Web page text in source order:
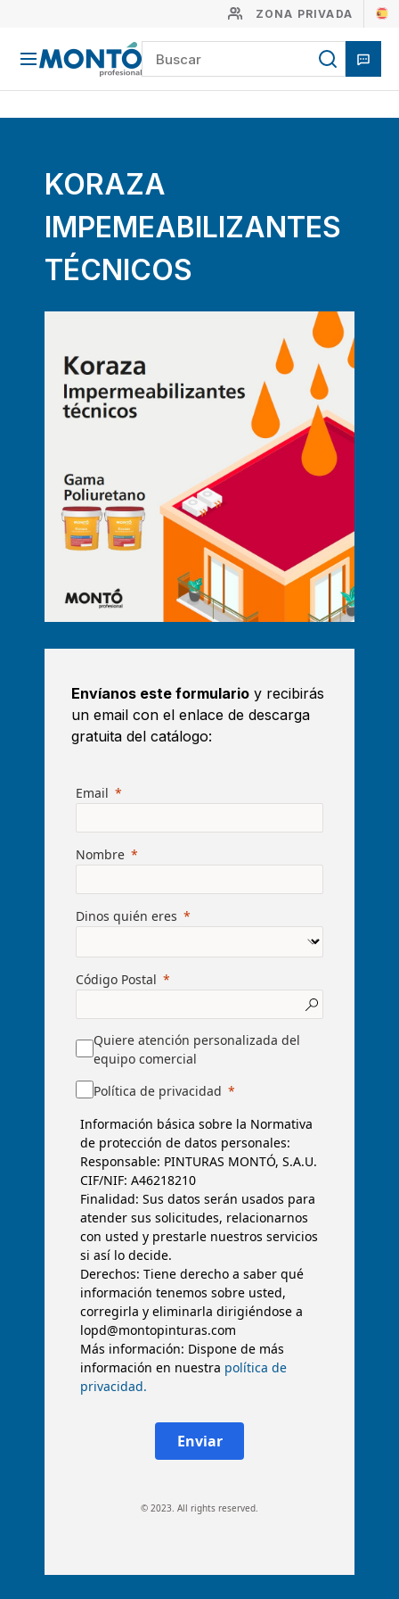
ZONA PRIVADA
KORAZA
IMPEMEABILIZANTES
TÉCNICOS
Envíanos este formulario y recibirás
un email con el enlace de descarga
gratuita del catálogo:
Email
Nombre
Dinos quién eres
Código Postal
Quiere atención personalizada del
equipo comercial
Política de privacidad
Información básica sobre la Normativa
de protección de datos personales:
Responsable: PINTURAS MONTÓ, S.A.U.
CIF/NIF: A46218210
Finalidad: Sus datos serán usados para
atender sus solicitudes, relacionarnos
con usted y prestarle nuestros servicios
si así lo decide.
Derechos: Tiene derecho a saber qué
información tenemos sobre usted,
corregirla y eliminarla dirigiéndose a
lopd@montopinturas.com
Más información: Dispone de más
información en nuestra política de
privacidad.
Enviar
© 2023. All rights reserved.